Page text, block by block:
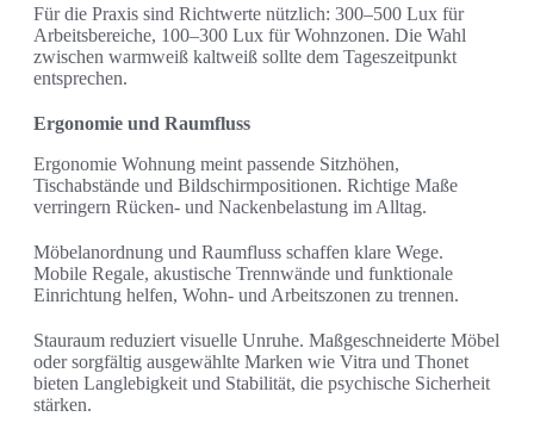
Für die Praxis sind Richtwerte nützlich: 300–500 Lux für
Arbeitsbereiche, 100–300 Lux für Wohnzonen. Die Wahl
zwischen warmweiß kaltweiß sollte dem Tageszeitpunkt
entsprechen.
Ergonomie und Raumfluss
Ergonomie Wohnung meint passende Sitzhöhen,
Tischabstände und Bildschirmpositionen. Richtige Maße
verringern Rücken- und Nackenbelastung im Alltag.
Möbelanordnung und Raumfluss schaffen klare Wege.
Mobile Regale, akustische Trennwände und funktionale
Einrichtung helfen, Wohn- und Arbeitszonen zu trennen.
Stauraum reduziert visuelle Unruhe. Maßgeschneiderte Möbel
oder sorgfältig ausgewählte Marken wie Vitra und Thonet
bieten Langlebigkeit und Stabilität, die psychische Sicherheit
stärken.